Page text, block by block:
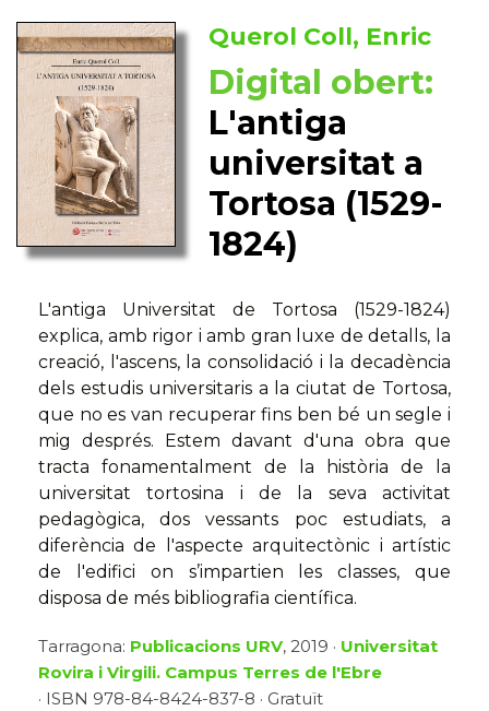
Querol Coll, Enric
Digital obert:
L'antiga
universitat a
Tortosa (1529-
1824)
L'antiga Universitat de Tortosa (1529-1824)
explica, amb rigor i amb gran luxe de detalls, la
creació, l'ascens, la consolidació i la decadència
dels estudis universitaris a la ciutat de Tortosa,
que no es van recuperar fins ben bé un segle i
mig després. Estem davant d'una obra que
tracta fonamentalment de la història de la
universitat tortosina i de la seva activitat
pedagògica, dos vessants poc estudiats, a
diferència de l'aspecte arquitectònic i artístic
de l'edifici on s’impartien les classes, que
disposa de més bibliografia científica.
Tarragona: Publicacions URV, 2019 · Universitat
Rovira i Virgili. Campus Terres de l'Ebre
· ISBN 978-84-8424-837-8 · Gratuït